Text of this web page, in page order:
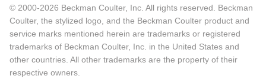
© 2000-2026 Beckman Coulter, Inc. All rights reserved. Beckman
Coulter, the stylized logo, and the Beckman Coulter product and
service marks mentioned herein are trademarks or registered
trademarks of Beckman Coulter, Inc. in the United States and
other countries. All other trademarks are the property of their
respective owners.